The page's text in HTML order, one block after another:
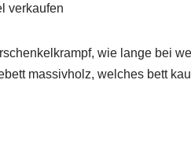
verkaufen
wie lange bei
massivholz, welches bett